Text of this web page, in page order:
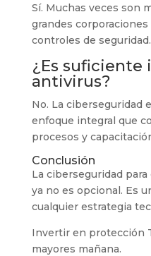
Sí. Muchas veces son
grandes
controles de seguridad.
¿Es suficiente
antivirus?
No. La ciberseguridad
enfoque integral que
procesos y
Conclusión
La ciberseguridad
ya no es opcional. Es
cualquier estrategia
Invertir en protección
mayores mañana.